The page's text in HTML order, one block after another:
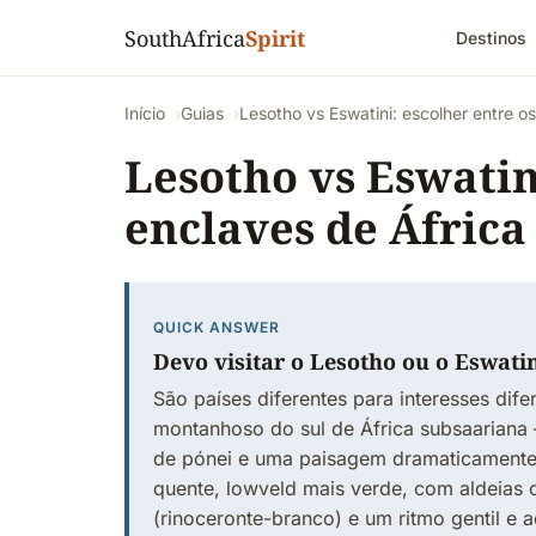
SouthAfricaSpirit Destinos
Início Guias Lesotho vs Eswatini: escolher entre
Lesotho vs
enclaves de África
QUICK ANSWER
Devo visitar o Lesotho ou o
São países diferentes para interesses
montanhoso do sul de África
de pónei e uma paisagem
quente, lowveld mais verde, com aldeias
(rinoceronte-branco) e um ritmo gentil e